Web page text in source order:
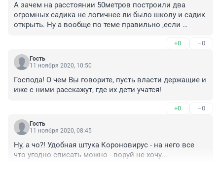
А зачем на расстоянии 50метров построили два
огромных садика не логичнее ли было школу и садик
открыть. Ну а вообще по теме правильно ,если
+0 –0
Гость
11 ноября 2020, 10:50
Господа! О чем Вы говорите, пусть власти держащие и
иже с ними расскажут, где их дети учатся!
+0 –0
Гость
11 ноября 2020, 08:45
Ну, а чо?! Удобная штука Короновирус - на него все
что угодно списать можно - воруй не хочу...